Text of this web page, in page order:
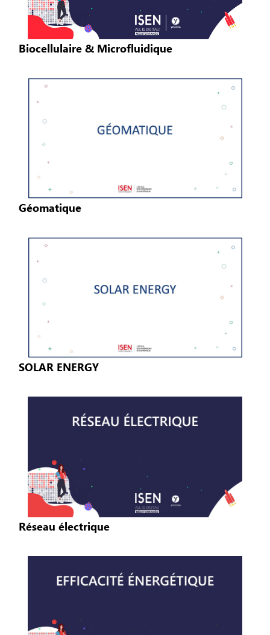
Biocellulaire & Microfluidique
Géomatique
SOLAR ENERGY
Réseau électrique